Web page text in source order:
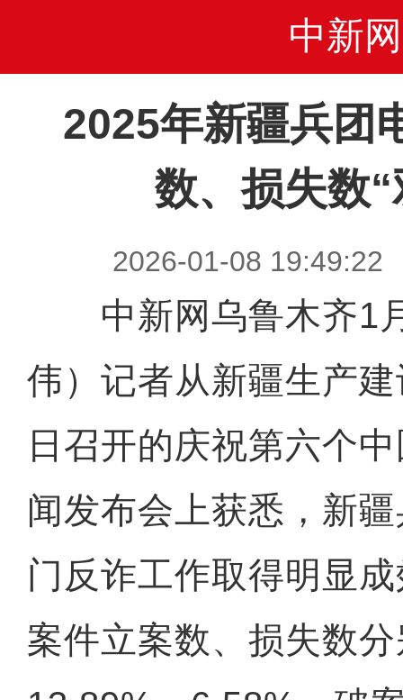
中新网
2025年新疆兵团
数、损失数
2026-01-08
中新网乌鲁木齐1
伟）记者从新疆生产
日召开的庆祝第六个
闻发布会上获悉，新
门反诈工作取得明显
案件立案数、损失数